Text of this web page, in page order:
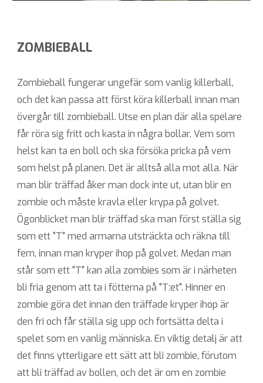
ZOMBIEBALL
Zombieball fungerar ungefär som vanlig killerball,
och det kan passa att först köra killerball innan man
övergår till zombieball. Utse en plan där alla spelare
får röra sig fritt och kasta in några bollar. Vem som
helst kan ta en boll och ska försöka pricka på vem
som helst på planen. Det är alltså alla mot alla. När
man blir träffad åker man dock inte ut, utan blir en
zombie och måste kravla eller krypa på golvet.
Ögonblicket man blir träffad ska man först ställa sig
som ett "T" med armarna utsträckta och räkna till
fem, innan man kryper ihop på golvet. Medan man
står som ett "T" kan alla zombies som är i närheten
bli fria genom att ta i fötterna på "T:et". Hinner en
zombie göra det innan den träffade kryper ihop är
den fri och får ställa sig upp och fortsätta delta i
spelet som en vanlig människa. En viktig detalj är att
det finns ytterligare ett sätt att bli zombie, förutom
att bli träffad av bollen, och det är om en zombie